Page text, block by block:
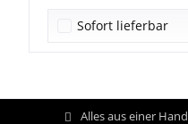
Sofort lieferbar
Alles aus einer Hand